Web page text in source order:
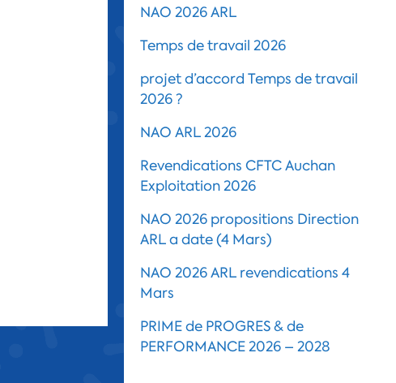
NAO 2026 ARL
Temps de travail 2026
projet d’accord Temps de travail
2026 ?
NAO ARL 2026
Revendications CFTC Auchan
Exploitation 2026
NAO 2026 propositions Direction
ARL a date (4 Mars)
NAO 2026 ARL revendications 4
Mars
PRIME de PROGRES & de
PERFORMANCE 2026 – 2028